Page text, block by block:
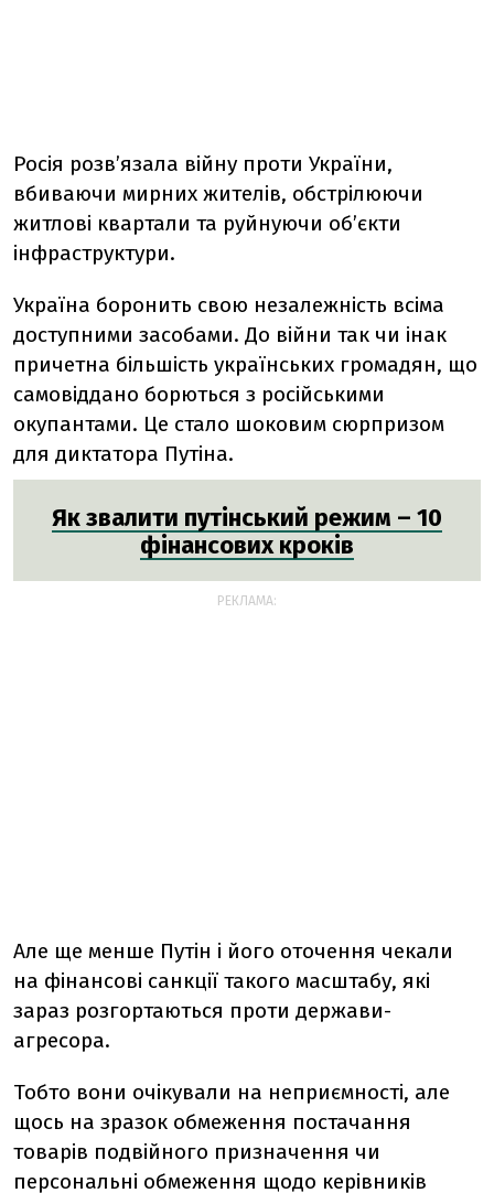
Росія розв’язала війну проти України,
вбиваючи мирних жителів, обстрілюючи
житлові квартали та руйнуючи об’єкти
інфраструктури.
Україна боронить свою незалежність всіма
доступними засобами. До війни так чи інак
причетна більшість українських громадян, що
самовіддано борються з російськими
окупантами. Це стало шоковим сюрпризом
для диктатора Путіна.
Як звалити путінський режим – 10
фінансових кроків
РЕКЛАМА:
Але ще менше Путін і його оточення чекали
на фінансові санкції такого масштабу, які
зараз розгортаються проти держави-
агресора.
Тобто вони очікували на неприємності, але
щось на зразок обмеження постачання
товарів подвійного призначення чи
персональні обмеження щодо керівників